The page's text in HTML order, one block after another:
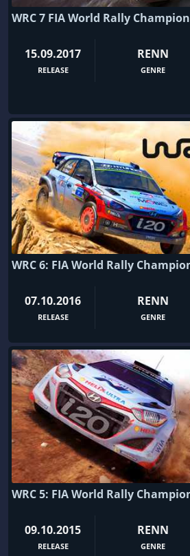
WRC 7 FIA World Rally
15.09.2017
RELEASE
RENN
GENRE
WRC 6: FIA World Rally
07.10.2016
RELEASE
RENN
GENRE
WRC 5: FIA World Rally
09.10.2015
RELEASE
RENN
GENRE